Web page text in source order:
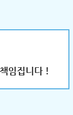
임집니다！